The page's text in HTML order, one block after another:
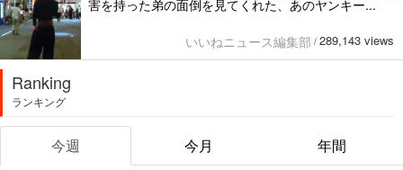
害を持った弟の面倒を見てくれた、あのヤンキー...
いいねニュース編集部 / 289,143 views
Ranking
ランキング
今週 今月 年間